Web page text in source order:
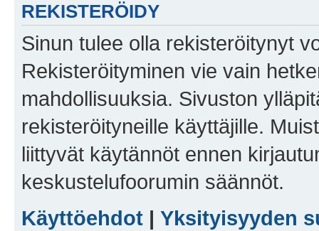
REKISTERÖIDY
Sinun tulee olla rekisteröitynyt
Rekisteröityminen vie vain
mahdollisuuksia. Sivuston
rekisteröityneille käyttäjille.
liittyvät käytännöt ennen
keskustelufoorumin säännöt.
Käyttöehdot | Yksityisyyden